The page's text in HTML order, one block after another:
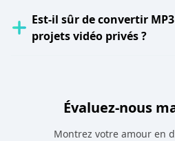
Est-il sûr de convertir
projets vidéo privés ?
Évaluez-nous
Montrez votre amour en